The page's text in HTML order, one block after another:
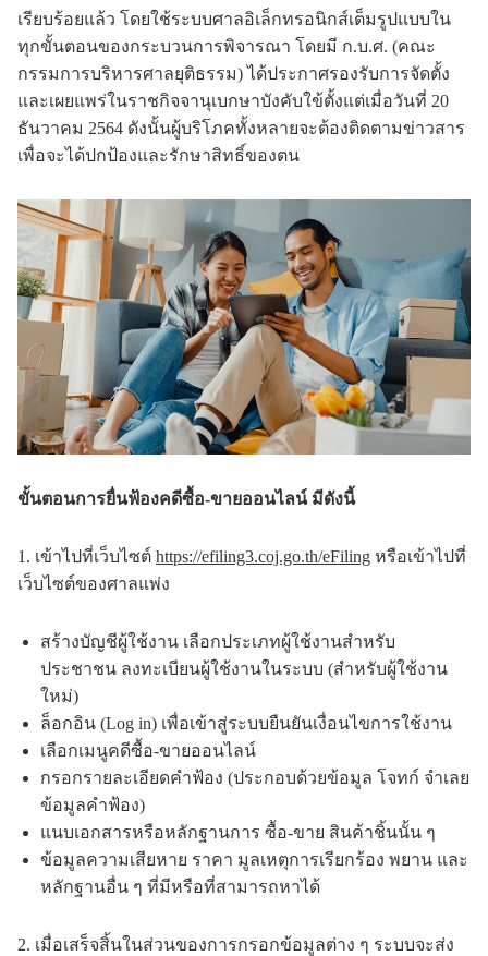
เรียบร้อยแล้ว โดยใช้ระบบศาลอิเล็กทรอนิกส์เต็มรูปแบบใน
ทุกขั้นตอนของกระบวนการพิจารณา โดยมี ก.บ.ศ. (คณะ
กรรมการบริหารศาลยุติธรรม) ได้ประกาศรองรับการจัดตั้ง
และเผยแพร่ในราชกิจจานุเบกษาบังคับใข้ตั้งแต่เมื่อวันที่ 20
ธันวาคม 2564 ดังนั้นผู้บริโภคทั้งหลายจะต้องติดตามข่าวสาร
เพื่อจะได้ปกป้องและรักษาสิทธิ์ของตน
ขั้นตอนการยื่นฟ้องคดีซื้อ-ขายออนไลน์ มีดังนี้
1. เข้าไปที่เว็บไซต์ https://efiling3.coj.go.th/eFiling หรือเข้าไปที่
เว็บไซต์ของศาลแพ่ง
สร้างบัญชีผู้ใช้งาน เลือกประเภทผู้ใช้งานสำหรับ
ประชาชน ลงทะเบียนผู้ใช้งานในระบบ (สำหรับผู้ใช้งาน
ใหม่)
ล็อกอิน (Log in) เพื่อเข้าสู่ระบบยืนยันเงื่อนไขการใช้งาน
เลือกเมนูคดีซื้อ-ขายออนไลน์
กรอกรายละเอียดคำฟ้อง (ประกอบด้วยข้อมูล โจทก์ จำเลย
ข้อมูลคำฟ้อง)
แนบเอกสารหรือหลักฐานการ ซื้อ-ขาย สินค้าชิ้นนั้น ๆ
ข้อมูลความเสียหาย ราคา มูลเหตุการเรียกร้อง พยาน และ
หลักฐานอื่น ๆ ที่มีหรือที่สามารถหาได้
2. เมื่อเสร็จสิ้นในส่วนของการกรอกข้อมูลต่าง ๆ ระบบจะส่ง